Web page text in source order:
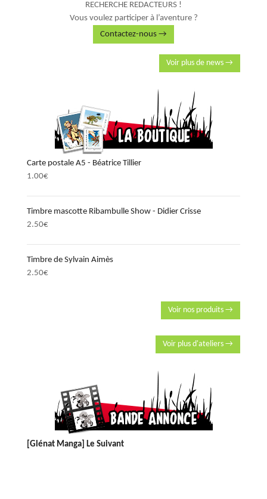
RECHERCHE REDACTEURS !
Vous voulez participer à l’aventure ?
Contactez-nous →
Voir plus de news →
Carte postale A5 - Béatrice Tillier
1.00€
Timbre mascotte Ribambulle Show - Didier Crisse
2.50€
Timbre de Sylvain Aimès
2.50€
Voir nos produits →
Voir plus d'ateliers →
[Glénat Manga] Le Suivant